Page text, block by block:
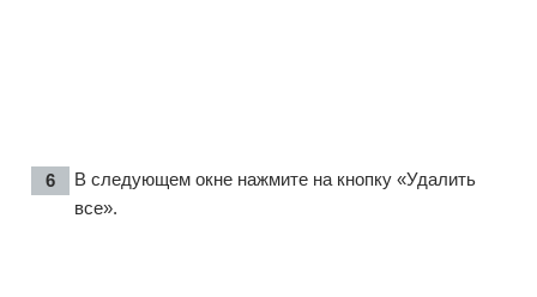
В следующем окне нажмите на кнопку «Удалить
все».